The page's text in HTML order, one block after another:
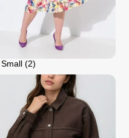
Small (2)